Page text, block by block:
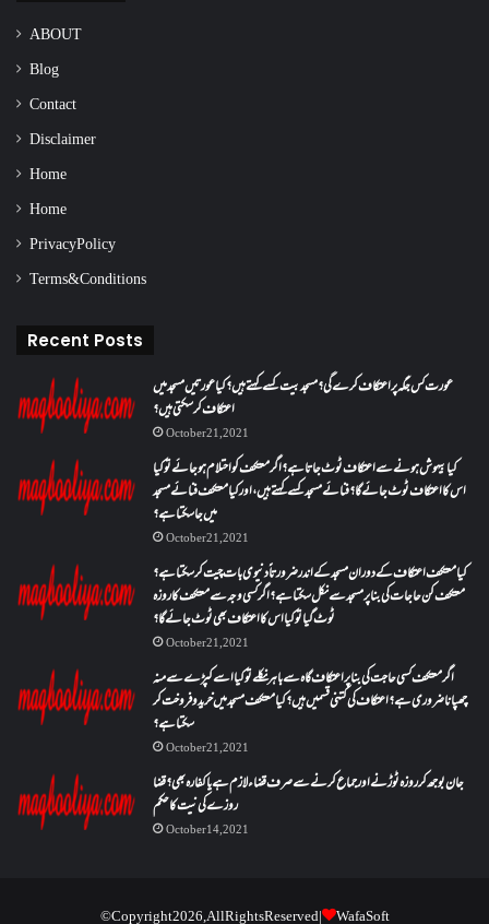
ABOUT
Blog
Contact
Disclaimer
Home
Home
Privacy Policy
Terms & Conditions
Recent Posts
عورت کس جگہ پر اعتکاف کرے گی؟مسجد بیت کسے کہتے ہیں؟کیا عورتیں مسجد میں
اعتکاف کر سکتی ہیں؟
October 21, 2021
کیا بیہوش ہونے سے اعتکاف ٹوٹ جاتا ہے؟ اگر معتکف کو احتلام ہو جائے تو کیا
اس کا اعتکاف ٹوٹ جائے گا؟فنائے مسجد کسے کہتے ہیں ، اور کیا معتکف فنائے مسجد
میں جا سکتا ہے؟
October 21, 2021
کیا معتکف اعتکاف کے دوران مسجد کے اندر ضرورتاً دنیوی بات چیت کر سکتا ہے؟
معتکف کن حاجات کی بنا پر مسجد سے نکل سکتا ہے؟ اگر کسی وجہ سے معتکف کا روزہ
ٹوٹ گیا تو کیا اس کا اعتکاف بھی ٹوٹ جائے گا؟
October 21, 2021
اگر معتکف کسی حاجت کی بنا پر اعتکاف گاہ سے باہر نکلے تو کیا اسے کپڑے سے منہ
چھپانا ضروری ہے؟اعتکاف کی کتنی قسمیں ہیں؟کیا معتکف مسجد میں خرید و فروخت کر
سکتا ہے؟
October 21, 2021
جان بوجھ کر روزہ ٹوڑنے اور جماع کرنے سے صرف قضاء لازم ہے یا کفارہ بھی؟ قضا
روزے کی نیت کا حکم
October 14, 2021
© Copyright 2026, All Rights Reserved | WafaSoft